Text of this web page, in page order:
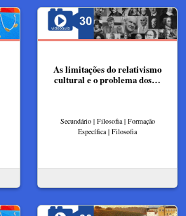
As limitações do relativismo
cultural e o problema dos…
Secundário | Filosofia | Formação
Específica | Filosofia